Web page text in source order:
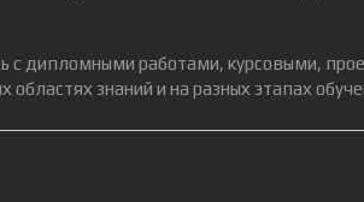
с дипломными работами, курсовыми,
знаний и на разных этапах